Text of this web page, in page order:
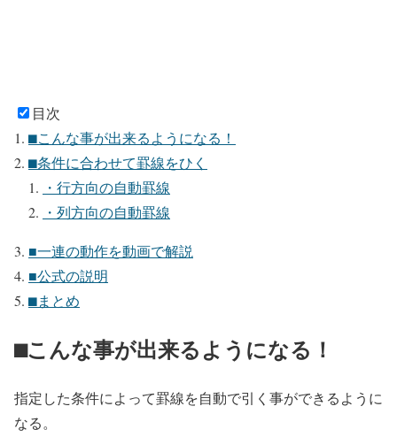
目次
⬛︎こんな事が出来るようになる！
⬛︎条件に合わせて罫線をひく
・行方向の自動罫線
・列方向の自動罫線
■一連の動作を動画で解説
■公式の説明
⬛︎まとめ
⬛︎こんな事が出来るようになる！
指定した条件によって罫線を自動で引く事ができるように
なる。